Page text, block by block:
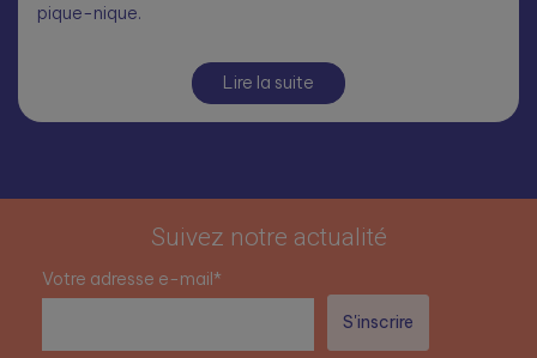
pique-nique.
Lire la suite
Suivez notre actualité
Votre adresse e-mail*